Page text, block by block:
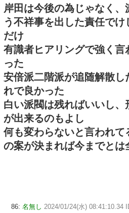
岸田は今後の為じゃなく
う不祥事を出した責任で
だけ
有識者ヒアリングで強く言
った
安倍派二階派が追随解散し
れで良かった
白い派閥は残ればいいし、
が出来るのもよし
何も変わらないと言われて
の案が決まれば今までとは
86: 名無し 2024/01/24(水) 08:41:10.34